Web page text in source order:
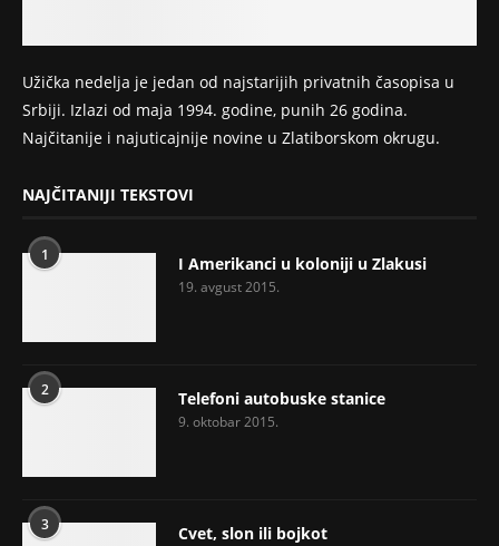
Užička nedelja je jedan od najstarijih privatnih časopisa u
Srbiji. Izlazi od maja 1994. godine, punih 26 godina.
Najčitanije i najuticajnije novine u Zlatiborskom okrugu.
NAJČITANIJI TEKSTOVI
1 I Amerikanci u koloniji u Zlakusi
19. avgust 2015.
2 Telefoni autobuske stanice
9. oktobar 2015.
3 Cvet, slon ili bojkot